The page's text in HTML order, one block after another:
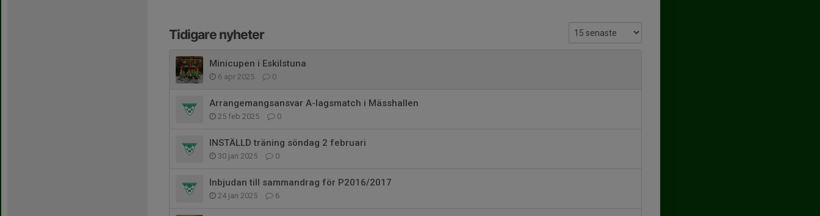
Tidigare nyheter
Minicupen i Eskilstuna
6 apr 2025 0
Arrangemangsansvar A-lagsmatch i Mässhallen
25 feb 2025 0
INSTÄLLD träning söndag 2 februari
30 jan 2025 0
Inbjudan till sammandrag för P2016/2017
24 jan 2025 6